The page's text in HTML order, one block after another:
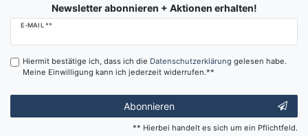
Newsletter abonnieren + Aktionen erhalten!
E-MAIL **
Newsletter
Hiermit bestätige ich, dass ich die Daten­schutz­erklärung gelesen habe.
Meine Einwilligung kann ich jederzeit widerrufen.**
Abonnieren
** Hierbei handelt es sich um ein Pflichtfeld.